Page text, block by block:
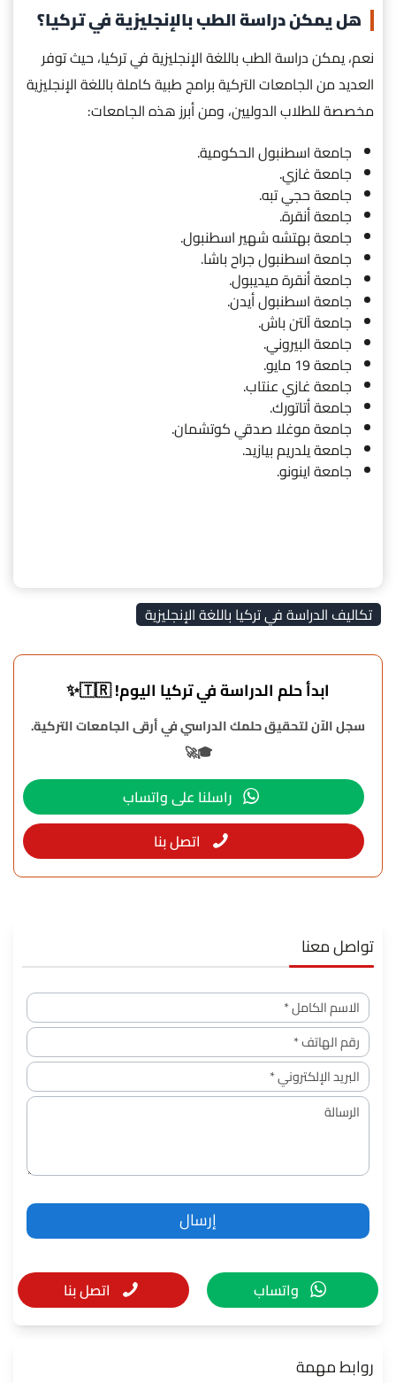
هل يمكن دراسة الطب بالإنجليزية في تركيا؟
نعم، يمكن دراسة الطب باللغة الإنجليزية في تركيا، حيث توفر
العديد من الجامعات التركية برامج طبية كاملة باللغة الإنجليزية
مخصصة للطلاب الدوليين، ومن أبرز هذه الجامعات:
جامعة اسطنبول الحكومية.
جامعة غازي.
جامعة حجي تبه.
جامعة أنقرة.
جامعة بهتشه شهير اسطنبول.
جامعة اسطنبول جراح باشا.
جامعة أنقرة ميديبول.
جامعة اسطنبول أيدن.
جامعة آلتن باش.
جامعة البيروني.
جامعة 19 مايو.
جامعة غازي عنتاب.
جامعة أتاتورك.
جامعة موغلا صدقي كوتشمان.
جامعة يلدريم بيازيد.
جامعة اينونو.
تكاليف الدراسة في تركيا باللغة الإنجليزية
ابدأ حلم الدراسة في تركيا اليوم! 🇹🇷✨
سجل الآن لتحقيق حلمك الدراسي في أرقى الجامعات التركية.
🎓🚀
راسلنا على واتساب
اتصل بنا
تواصل معنا
واتساب اتصل بنا
روابط مهمة